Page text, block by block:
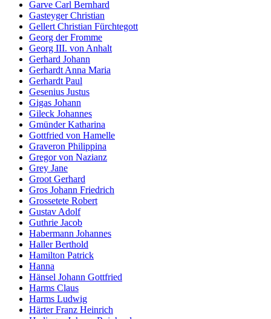
Garve Carl Bernhard
Gasteyger Christian
Gellert Christian Fürchtegott
Georg der Fromme
Georg III. von Anhalt
Gerhard Johann
Gerhardt Anna Maria
Gerhardt Paul
Gesenius Justus
Gigas Johann
Gileck Johannes
Gmünder Katharina
Gottfried von Hamelle
Graveron Philippina
Gregor von Nazianz
Grey Jane
Groot Gerhard
Gros Johann Friedrich
Grossetete Robert
Gustav Adolf
Guthrie Jacob
Habermann Johannes
Haller Berthold
Hamilton Patrick
Hanna
Hänsel Johann Gottfried
Harms Claus
Harms Ludwig
Härter Franz Heinrich